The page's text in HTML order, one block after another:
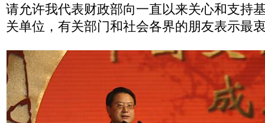
请允许我代表财政部向一直以来关心和支持
关单位，有关部门和社会各界的朋友表示最